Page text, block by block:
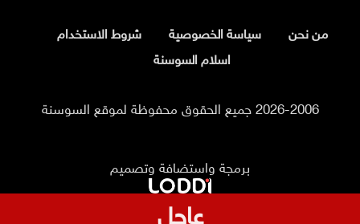
من نحن سياسة الخصوصية
شروط الاستخدام
اسلام السوسنة
2026-2006 جميع الحقوق محفوظة لموقع السوسنة
برمجة واستضافة وتصميم
عاجل
بعد 8 أشهر من التأخير .. فيفا يصرف مستحقات منتخب